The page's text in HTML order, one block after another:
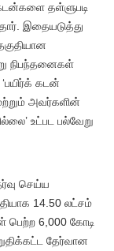
தள்ளுபடி
இதையடுத்து
நிபந்தனைகள்
கடன்
அவர்களின்
உட்பட பல்வேறு
செய்ய
14.50 லட்சம்
பெற்ற 6,000 கோடி
தேர்வான